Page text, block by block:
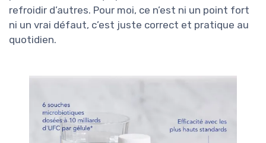
refroidir d’autres. Pour moi, ce n’est ni un point fort
ni un vrai défaut, c’est juste correct et pratique au
quotidien.